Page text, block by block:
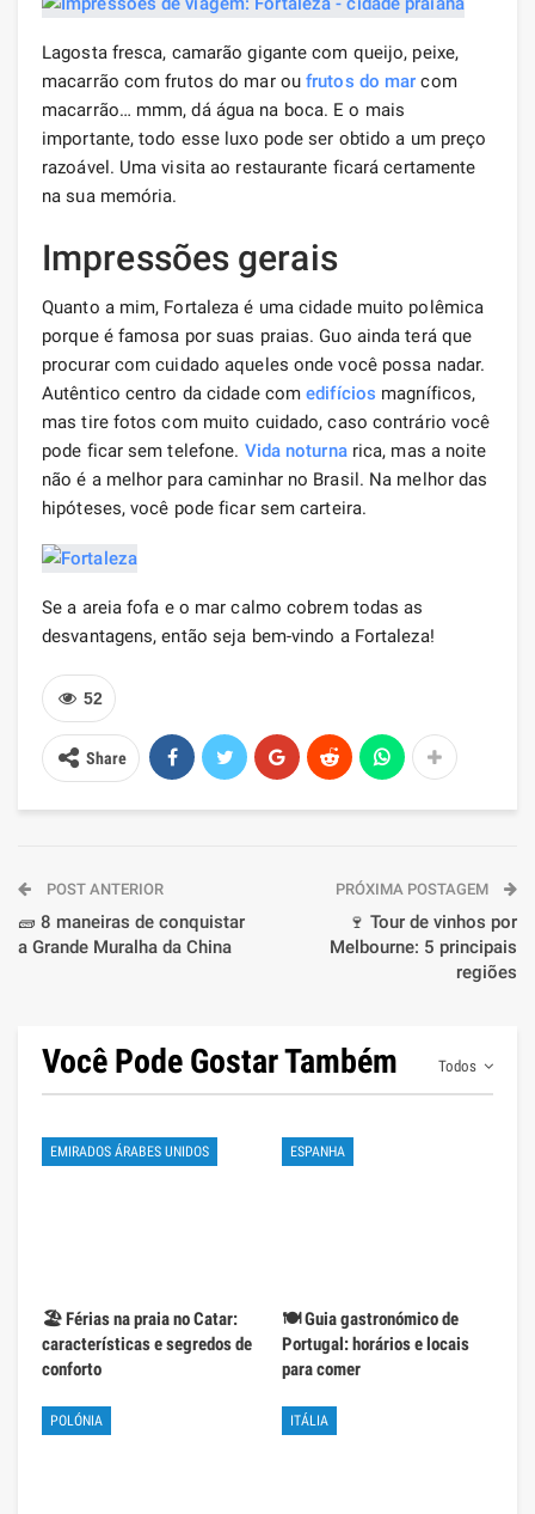
Lagosta fresca, camarão gigante com queijo, peixe,
macarrão com frutos do mar oufrutos do mar com
macarrão… mmm, dá água na boca. E o mais
importante, todo esse luxo pode ser obtido a um preço
razoável. Uma visita ao restaurante ficará certamente
na sua memória.
Impressões gerais
Quanto a mim, Fortaleza é uma cidade muito polêmica
porque é famosa por suas praias. Guo ainda terá que
procurar com cuidado aqueles onde você possa nadar.
Autêntico centro da cidade comedifícios magníficos,
mas tire fotos com muito cuidado, caso contrário você
pode ficar sem telefone. Vida noturnarica, mas a noite
não é a melhor para caminhar no Brasil. Na melhor das
hipóteses, você pode ficar sem carteira.
Se a areia fofa e o mar calmo cobrem todas as
desvantagens, então seja bem-vindo a Fortaleza!
52
Share
POST ANTERIOR
🧱 8 maneiras de conquistar
a Grande Muralha da China
PRÓXIMA POSTAGEM
🍷 Tour de vinhos por
Melbourne: 5 principais
regiões
Todos
Você Pode Gostar Também
EMIRADOS ÁRABES UNIDOS
🏖️ Férias na praia no Catar:
características e segredos de
conforto
ESPANHA
🍽️ Guia gastronómico de
Portugal: horários e locais
para comer
POLÓNIA ITÁLIA